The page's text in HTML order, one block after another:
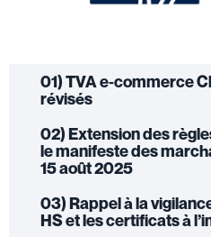
01) TVA e‑commerce
révisés
02) Extension des
le manifeste des
15 août 2025
03) Rappel à la
HS et les certificats à